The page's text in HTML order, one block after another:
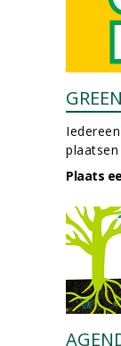
Plaats